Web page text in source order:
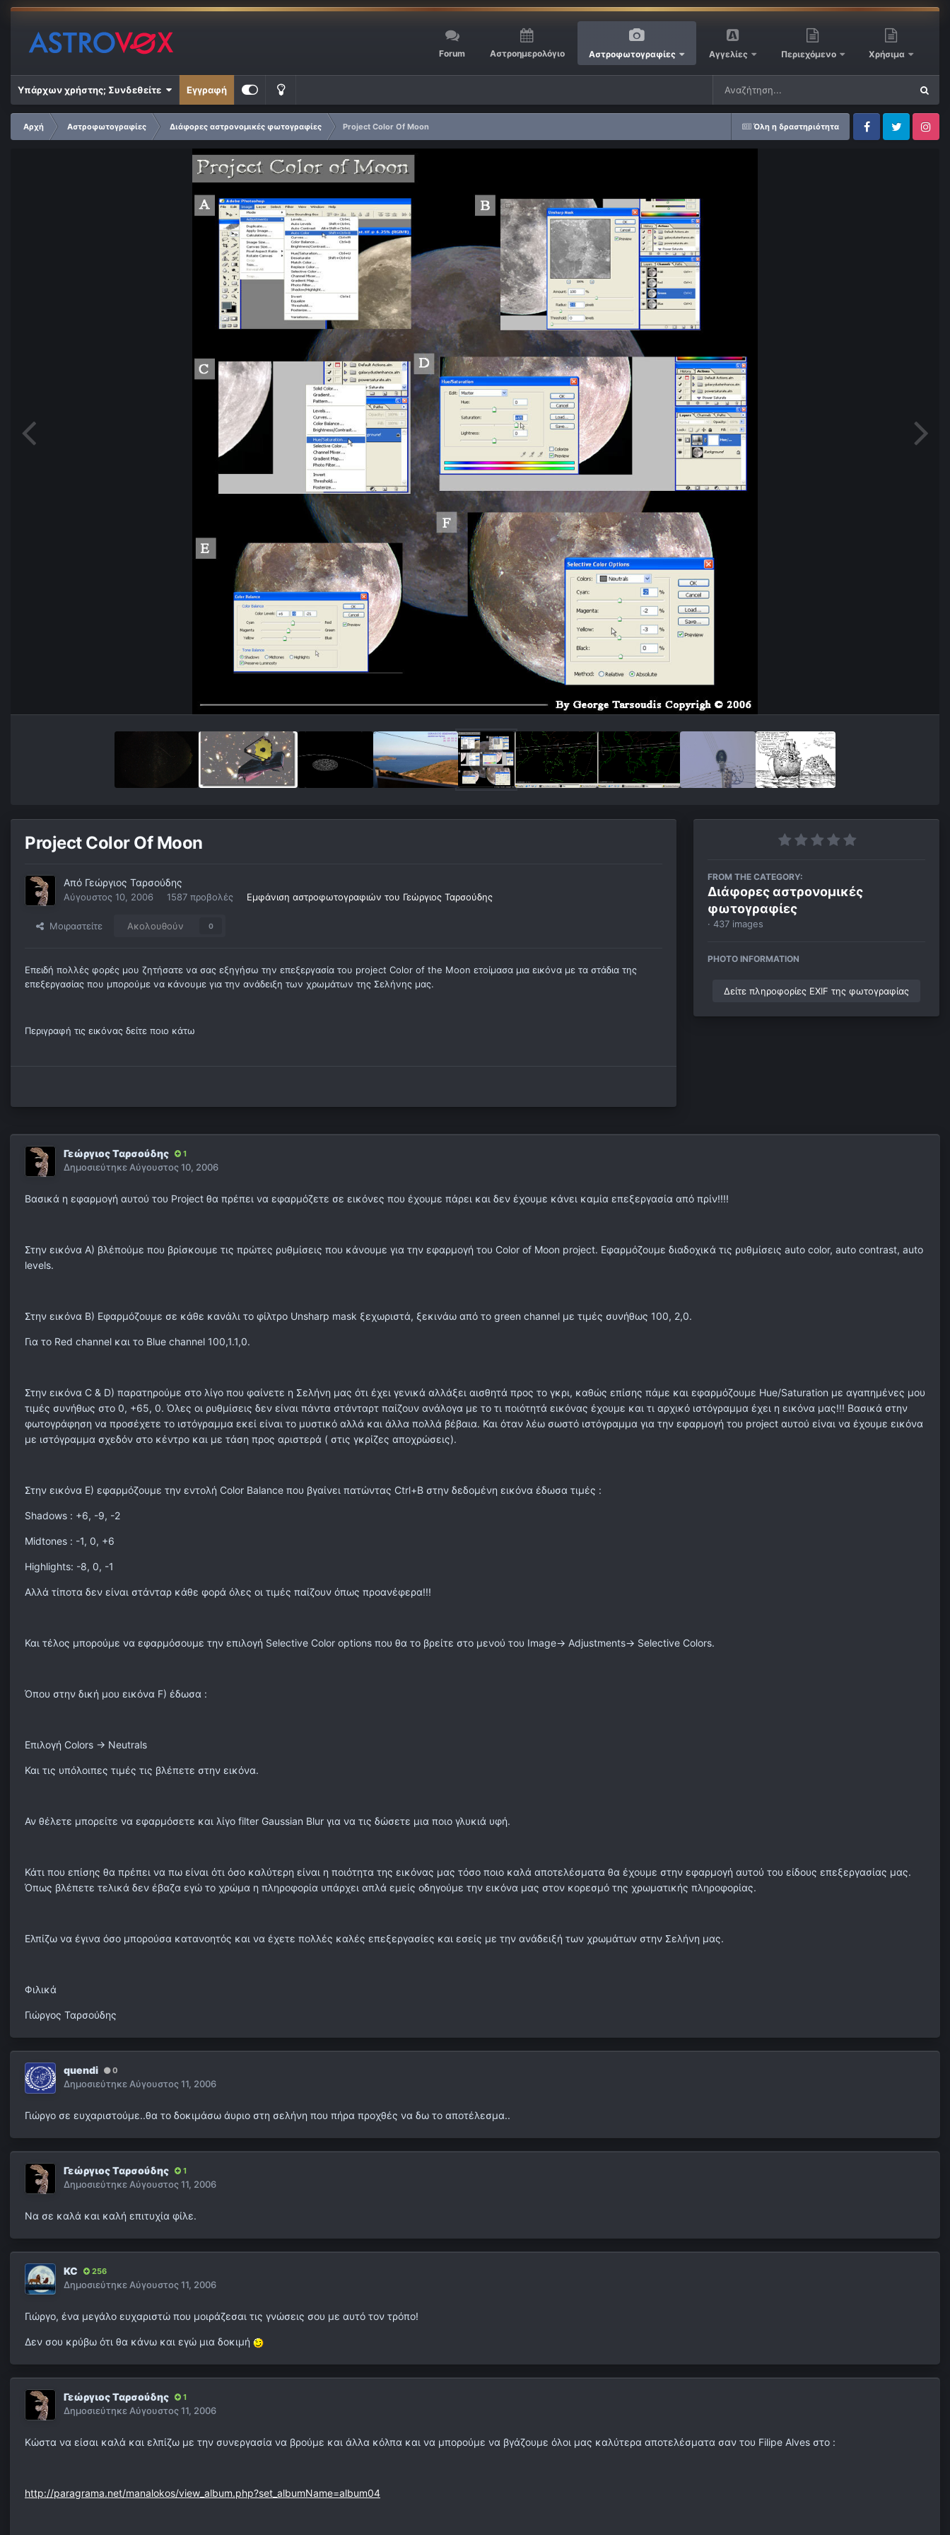
Forum Αστροημερολόγιο Αστροφωτογραφίες Αγγελίες Περιεχόμενο Χρήσιμα
Υπάρχων χρήστης; Συνδεθείτε Εγγραφή
Όλη η δραστηριότητα
Αρχή Αστροφωτογραφίες Διάφορες αστρονομικές φωτογραφίες
Project Color Of Moon
FacebookTwitter Instagram
Project Color Of Moon
Από Γεώργιος Ταρσούδης
Αύγουστος 10, 2006 1587 προβολές Εμφάνιση αστροφωτογραφιών του Γεώργιος Ταρσούδης
Μοιραστείτε Ακολουθούν 0
Επειδή πολλές φορές μου ζητήσατε να σας εξηγήσω την επεξεργασία του project Color of the Moon ετοίμασα μια εικόνα με τα στάδια της
επεξεργασίας που μπορούμε να κάνουμε για την ανάδειξη των χρωμάτων της Σελήνης μας.
Περιγραφή τις εικόνας δείτε ποιο κάτω
FROM THE CATEGORY:
Διάφορες αστρονομικές
φωτογραφίες
· 437 images
PHOTO INFORMATION
Δείτε πληροφορίες EXIF της φωτογραφίας
Γεώργιος Ταρσούδης 1
ΔημοσιεύτηκεΑύγουστος 10, 2006
Βασικά η εφαρμογή αυτού του Project θα πρέπει να εφαρμόζετε σε εικόνες που έχουμε πάρει και δεν έχουμε κάνει καμία επεξεργασία από πρίν!!!!
Στην εικόνα Α) βλέπούμε που βρίσκουμε τις πρώτες ρυθμίσεις που κάνουμε για την εφαρμογή του Color of Moon project. Εφαρμόζουμε διαδοχικά τις ρυθμίσεις auto color, auto contrast, auto
levels.
Στην εικόνα Β) Εφαρμόζουμε σε κάθε κανάλι το φίλτρο Unsharp mask ξεχωριστά, ξεκινάω από το green channel με τιμές συνήθως 100, 2,0.
Για το Red channel και το Blue channel 100,1.1,0.
Στην εικόνα C & D) παρατηρούμε στο λίγο που φαίνετε η Σελήνη μας ότι έχει γενικά αλλάξει αισθητά προς το γκρι, καθώς επίσης πάμε και εφαρμόζουμε Hue/Saturation με αγαπημένες μου
τιμές συνήθως στο 0, +65, 0. Όλες οι ρυθμίσεις δεν είναι πάντα στάνταρτ παίζουν ανάλογα με το τι ποιότητά εικόνας έχουμε και τι αρχικό ιστόγραμμα έχει η εικόνα μας!!! Βασικά στην
φωτογράφηση να προσέχετε το ιστόγραμμα εκεί είναι το μυστικό αλλά και άλλα πολλά βέβαια. Και όταν λέω σωστό ιστόγραμμα για την εφαρμογή του project αυτού είναι να έχουμε εικόνα
με ιστόγραμμα σχεδόν στο κέντρο και με τάση προς αριστερά ( στις γκρίζες αποχρώσεις).
Στην εικόνα Ε) εφαρμόζουμε την εντολή Color Balance που βγαίνει πατώντας Ctrl+B στην δεδομένη εικόνα έδωσα τιμές :
Shadows : +6, -9, -2
Midtones : -1, 0, +6
Highlights: -8, 0, -1
Αλλά τίποτα δεν είναι στάνταρ κάθε φορά όλες οι τιμές παίζουν όπως προανέφερα!!!
Και τέλος μπορούμε να εφαρμόσουμε την επιλογή Selective Color options που θα το βρείτε στο μενού του Image-> Adjustments-> Selective Colors.
Όπου στην δική μου εικόνα F) έδωσα :
Επιλογή Colors -> Neutrals
Και τις υπόλοιπες τιμές τις βλέπετε στην εικόνα.
Αν θέλετε μπορείτε να εφαρμόσετε και λίγο filter Gaussian Blur για να τις δώσετε μια ποιο γλυκιά υφή.
Κάτι που επίσης θα πρέπει να πω είναι ότι όσο καλύτερη είναι η ποιότητα της εικόνας μας τόσο ποιο καλά αποτελέσματα θα έχουμε στην εφαρμογή αυτού του είδους επεξεργασίας μας.
Όπως βλέπετε τελικά δεν έβαζα εγώ το χρώμα η πληροφορία υπάρχει απλά εμείς οδηγούμε την εικόνα μας στον κορεσμό της χρωματικής πληροφορίας.
Ελπίζω να έγινα όσο μπορούσα κατανοητός και να έχετε πολλές καλές επεξεργασίες και εσείς με την ανάδειξή των χρωμάτων στην Σελήνη μας.
Φιλικά
Γιώργος Ταρσούδης
quendi 0
ΔημοσιεύτηκεΑύγουστος 11, 2006
Γιώργο σε ευχαριστούμε..θα το δοκιμάσω άυριο στη σελήνη που πήρα προχθές να δω το αποτέλεσμα..
Γεώργιος Ταρσούδης 1
ΔημοσιεύτηκεΑύγουστος 11, 2006
Να σε καλά και καλή επιτυχία φίλε.
KC 256
ΔημοσιεύτηκεΑύγουστος 11, 2006
Γιώργο, ένα μεγάλο ευχαριστώ που μοιράζεσαι τις γνώσεις σου με αυτό τον τρόπο!
Δεν σου κρύβω ότι θα κάνω και εγώ μια δοκιμή
Γεώργιος Ταρσούδης 1
ΔημοσιεύτηκεΑύγουστος 11, 2006
Κώστα να είσαι καλά και ελπίζω με την συνεργασία να βρούμε και άλλα κόλπα και να μπορούμε να βγάζουμε όλοι μας καλύτερα αποτελέσματα σαν του Filipe Alves στο :
http://paragrama.net/manalokos/view_album.php?set_albumName=album04